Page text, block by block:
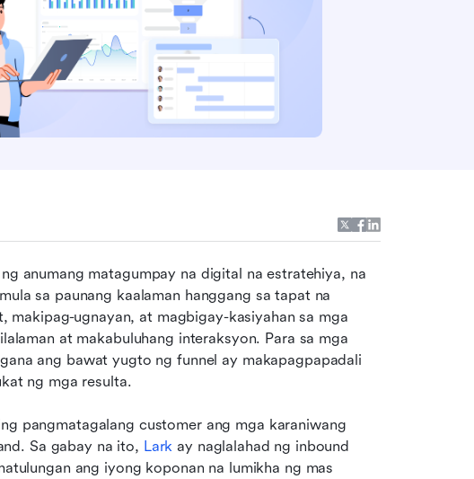
anumang matagumpay na digital na estratehiya, na
sa paunang kaalaman hanggang sa tapat na
ugnayan, at magbigay-kasiyahan sa mga
at makabuluhang interaksyon. Para sa mga
ang bawat yugto ng funnel ay makapagpapadali
ng mga resulta.
pangmatagalang customer ang mga karaniwang
Sa gabay na ito, Lark ay naglalahad ng inbound
ang iyong koponan na lumikha ng mas